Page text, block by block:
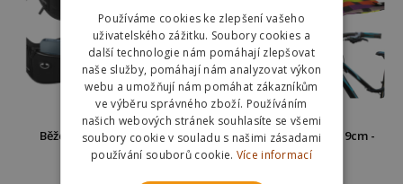
Běžecká ledvinka černá
Trizand 27409
Brašna na řídítka 33x19cm -
barevná
Používáme cookies ke zlepšení vašeho
uživatelského zážitku. Soubory cookies a
další technologie nám pomáhají zlepšovat
naše služby, pomáhají nám analyzovat výkon
webu a umožňují nám pomáhat zákazníkům
ve výběru správného zboží. Používáním
našich webových stránek souhlasíte se všemi
soubory cookie v souladu s našimi zásadami
používání souborů cookie. Více informací